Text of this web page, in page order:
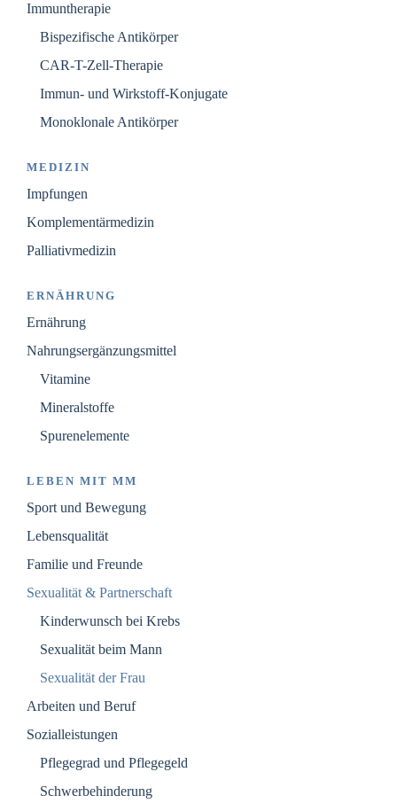
Immuntherapie
Bispezifische Antikörper
CAR-T-Zell-Therapie
Immun- und Wirkstoff-Konjugate
Monoklonale Antikörper
MEDIZIN
Impfungen
Komplementärmedizin
Palliativmedizin
ERNÄHRUNG
Ernährung
Nahrungsergänzungsmittel
Vitamine
Mineralstoffe
Spurenelemente
LEBEN MIT MM
Sport und Bewegung
Lebensqualität
Familie und Freunde
Sexualität & Partnerschaft
Kinderwunsch bei Krebs
Sexualität beim Mann
Sexualität der Frau
Arbeiten und Beruf
Sozialleistungen
Pflegegrad und Pflegegeld
Schwerbehinderung